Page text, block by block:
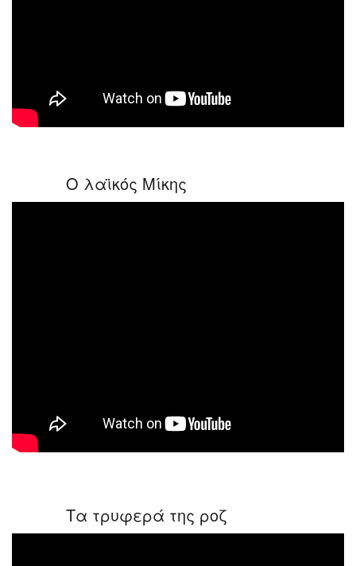
Ο λαϊκός Μίκης
Τα τρυφερά της ροζ